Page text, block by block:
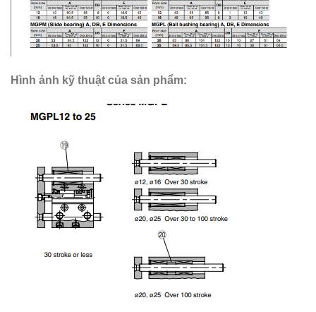
Hình ảnh kỹ thuật của sản phẩm: